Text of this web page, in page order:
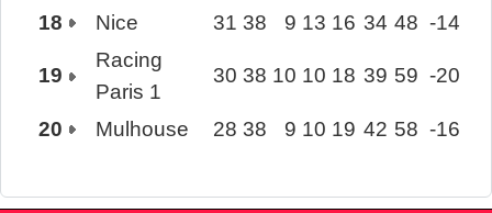
18
Nice 31 38 9 13 16 34 48 -14
19
Racing
Paris 1
30 38 10 10 18 39 59 -20
20 Mulhouse 28 38 9 10 19 42 58 -16